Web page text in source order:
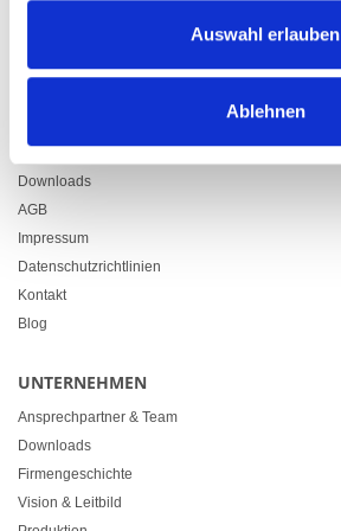
Auswahl erlauben
Ablehnen
Zürcherstrasse 37
LINKS
Downloads
AGB
Impressum
Datenschutzrichtlinien
Kontakt
Blog
UNTERNEHMEN
Ansprechpartner & Team
Downloads
Firmengeschichte
Vision & Leitbild